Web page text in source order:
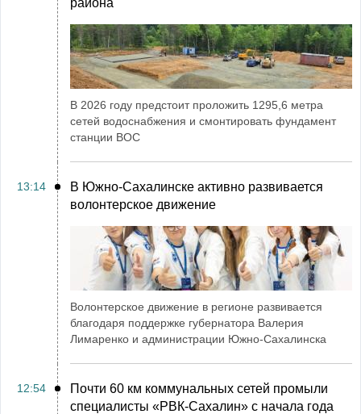
района
В 2026 году предстоит проложить 1295,6 метра
сетей водоснабжения и смонтировать фундамент
станции ВОС
13:14
В Южно-Сахалинске активно развивается
волонтерское движение
Волонтерское движение в регионе развивается
благодаря поддержке губернатора Валерия
Лимаренко и администрации Южно-Сахалинска
12:54
Почти 60 км коммунальных сетей промыли
специалисты «РВК‑Сахалин» с начала года